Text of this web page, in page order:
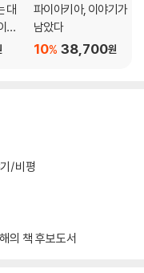
루소
대
동
파이아키아, 이야기가
남았다
38,700원
10%
의 책 후보도서
/비평